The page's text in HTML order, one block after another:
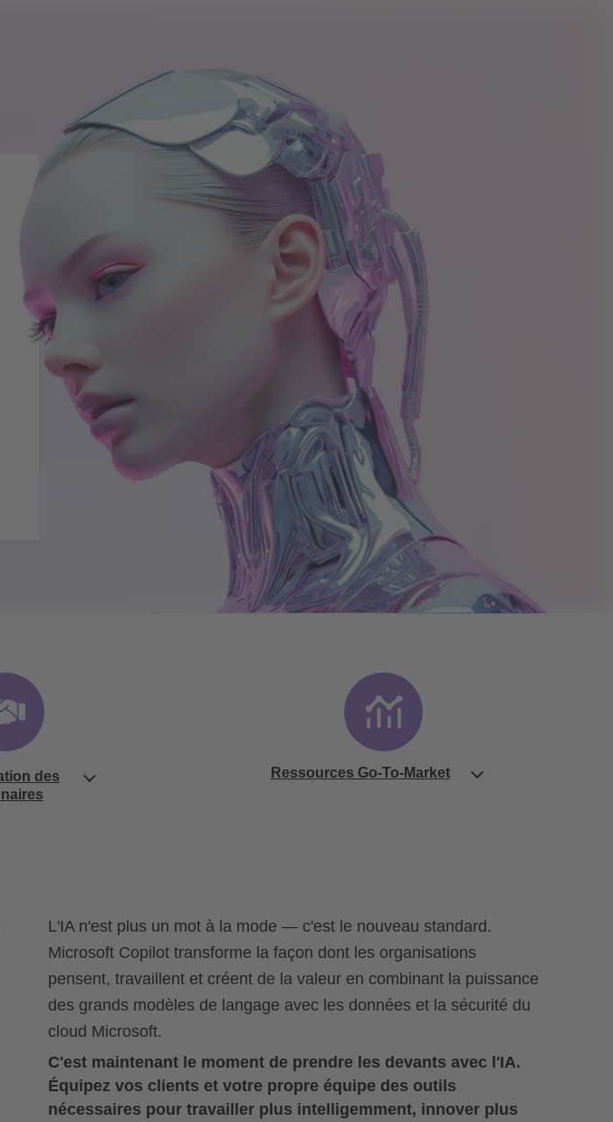
des
Ressources Go-To-Market
L'IA n'est plus un mot à la mode — c'est le nouveau standard.
Microsoft Copilot transforme la façon dont les organisations
pensent, travaillent et créent de la valeur en combinant la puissance
des grands modèles de langage avec les données et la sécurité du
cloud Microsoft.
C'est maintenant le moment de prendre les devants avec l'IA.
Équipez vos clients et votre propre équipe des outils
nécessaires pour travailler plus intelligemment, innover plus